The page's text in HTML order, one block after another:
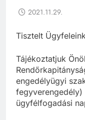
2021.11.29.
Tisztelt
Tájékoztatjuk
engedélyügyi
ügyfélfogadási